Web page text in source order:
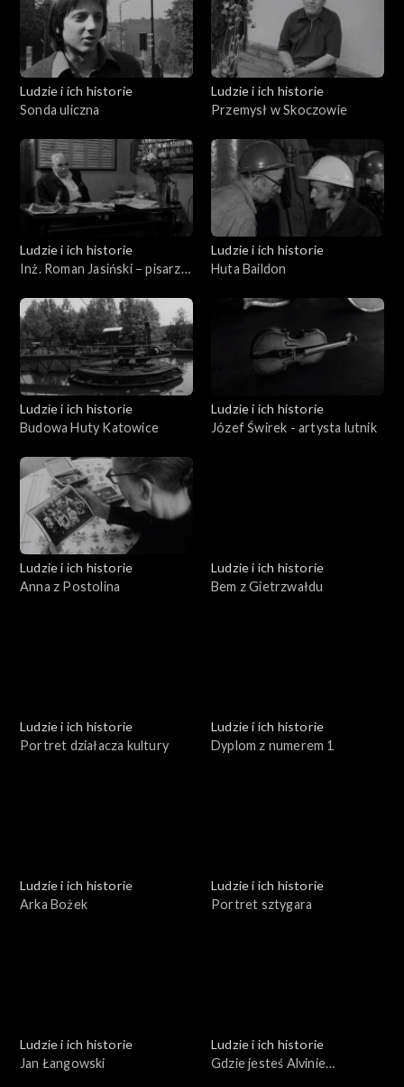
Ludzie i ich historie
Sonda uliczna
Ludzie i ich historie
Przemysł w Skoczowie
Ludzie i ich historie
Inż. Roman Jasiński − pisarz
Ludzie i ich historie
Huta Baildon
Ludzie i ich historie
Budowa Huty Katowice
Ludzie i ich historie
Józef Świrek - artysta lutnik
Ludzie i ich historie
Anna z Postolina
Ludzie i ich historie
Bem z Gietrzwałdu
Ludzie i ich historie
Portret działacza kultury
Ludzie i ich historie
Dyplom z numerem 1
Ludzie i ich historie
Arka Bożek
Ludzie i ich historie
Portret sztygara
Ludzie i ich historie
Jan Łangowski
Ludzie i ich historie
Gdzie jesteś Alvinie